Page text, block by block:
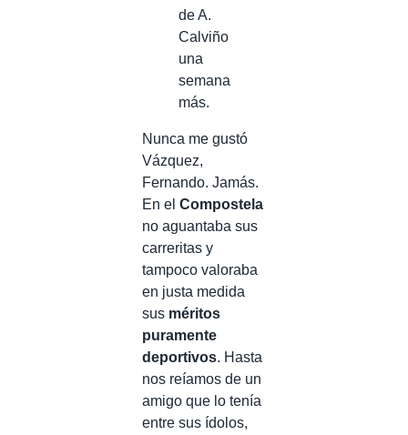
de A.
Calviño
una
semana
más.
Nunca me gustó
Vázquez,
Fernando. Jamás.
En el Compostela
no aguantaba sus
carreritas y
tampoco valoraba
en justa medida
sus méritos
puramente
deportivos. Hasta
nos reíamos de un
amigo que lo tenía
entre sus ídolos,